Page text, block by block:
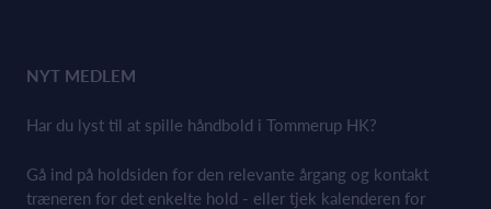
NYT MEDLEM
Har du lyst til at spille håndbold i Tommerup HK?
Gå ind på holdsiden for den relevante årgang og kontakt
træneren for det enkelte hold - eller tjek kalenderen for